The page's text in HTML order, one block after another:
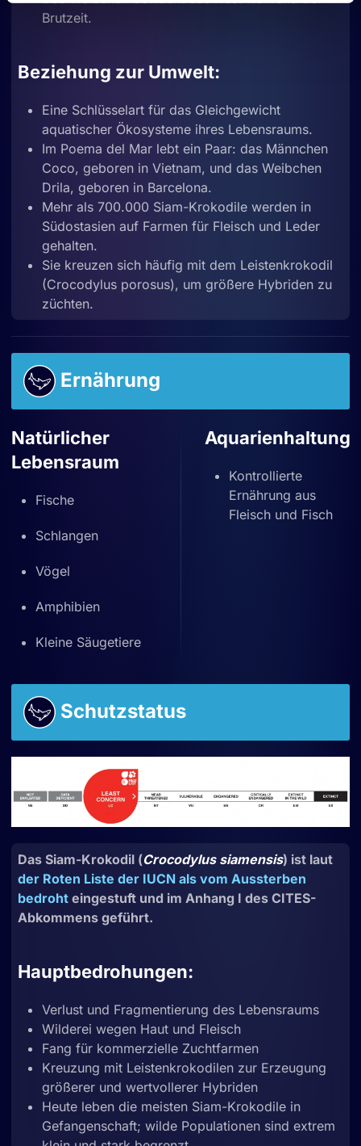
Brutzeit.
Beziehung zur Umwelt:
Eine Schlüsselart für das Gleichgewicht
aquatischer Ökosysteme ihres Lebensraums.
Im Poema del Mar lebt ein Paar: das Männchen
Coco, geboren in Vietnam, und das Weibchen
Drila, geboren in Barcelona.
Mehr als 700.000 Siam-Krokodile werden in
Südostasien auf Farmen für Fleisch und Leder
gehalten.
Sie kreuzen sich häufig mit dem Leistenkrokodil
(Crocodylus porosus), um größere Hybriden zu
züchten.
Ernährung
Natürlicher
Lebensraum
Fische
Schlangen
Vögel
Amphibien
Kleine Säugetiere
Aquarienhaltung
Kontrollierte
Ernährung aus
Fleisch und Fisch
Schutzstatus
Das Siam-Krokodil (Crocodylus siamensis) ist laut
der Roten Liste der IUCN als vom Aussterben
bedroht eingestuft und im Anhang I des CITES-
Abkommens geführt.
Hauptbedrohungen:
Verlust und Fragmentierung des Lebensraums
Wilderei wegen Haut und Fleisch
Fang für kommerzielle Zuchtfarmen
Kreuzung mit Leistenkrokodilen zur Erzeugung
größerer und wertvollerer Hybriden
Heute leben die meisten Siam-Krokodile in
Gefangenschaft; wilde Populationen sind extrem